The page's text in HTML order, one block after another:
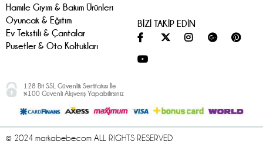
Hamile Giyim & Bakım Ürünleri
Oyuncak & Eğitim
Ev Tekstili & Çantalar
Pusetler & Oto Koltukları
BİZİ TAKİP EDİN
128 Bit SSL Güvenlik Sertifakısı İle
%100 Güvenli Alışveriş Yapabilirsiniz
© 2024 markabebe.com ALL RIGHTS RESERVED